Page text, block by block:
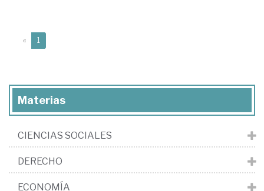
« 1
Materias
CIENCIAS SOCIALES
DERECHO
ECONOMÍA